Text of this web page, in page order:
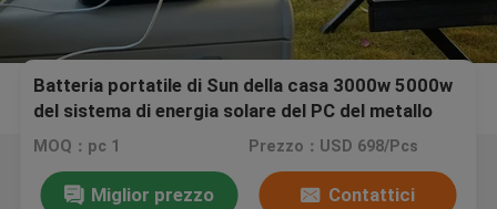
Batteria portatile di Sun della casa 3000w 5000w
del sistema di energia solare del PC del metallo
MOQ：pc 1 Prezzo：USD 698/Pcs
Miglior prezzo Contattici